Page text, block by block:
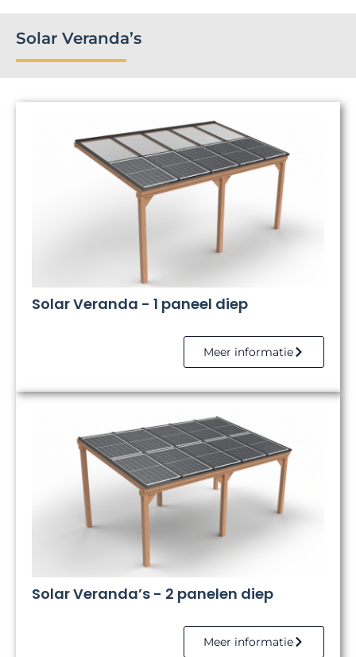
Solar Veranda’s
Solar Veranda - 1 paneel diep
Meer informatie
Solar Veranda’s - 2 panelen diep
Meer informatie